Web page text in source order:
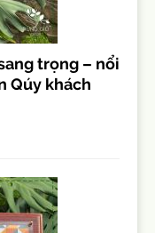
trọng – nổi
Qúy khách